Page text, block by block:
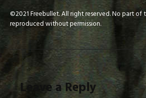
©2021 Freebullet. All right reserved. No part of
reproduced without permission.
Leave a Reply